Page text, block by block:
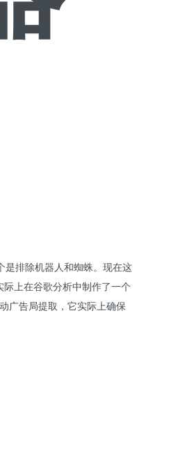
是排除机器人和蜘蛛。 现在这
上在谷歌分析中制作了一个
广告局提取，它实际上确保